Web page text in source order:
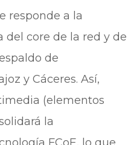
responde a la
del core de la red y de
de
y Cáceres. Así,
(elementos
la